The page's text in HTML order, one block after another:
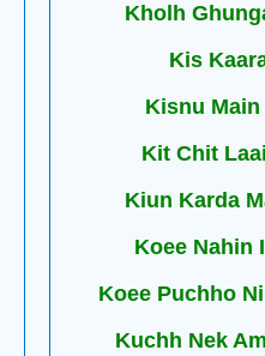
Kholh
Kis
Kisnu Main
Kit Chit
Kiun Karda
Koee Nahin
Koee Puchho
Kuchh Nek